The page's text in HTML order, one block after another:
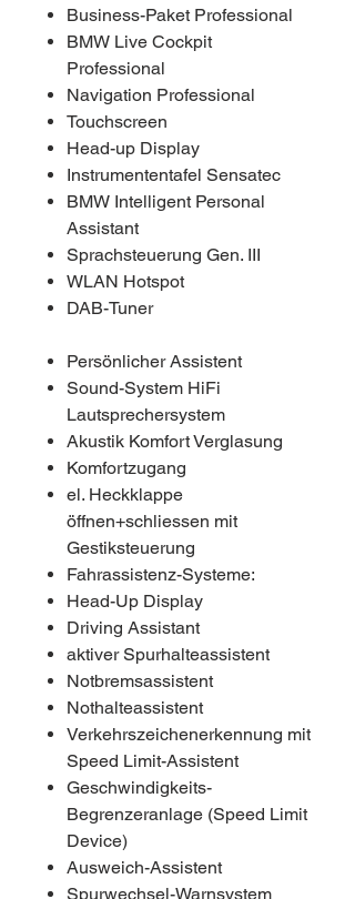
Business-Paket Professional
BMW Live Cockpit
Professional
Navigation Professional
Touchscreen
Head-up Display
Instrumententafel Sensatec
BMW Intelligent Personal
Assistant
Sprachsteuerung Gen. III
WLAN Hotspot
DAB-Tuner
Persönlicher Assistent
Sound-System HiFi
Lautsprechersystem
Akustik Komfort Verglasung
Komfortzugang
el. Heckklappe
öffnen+schliessen mit
Gestiksteuerung
Fahrassistenz-Systeme:
Head-Up Display
Driving Assistant
aktiver Spurhalteassistent
Notbremsassistent
Nothalteassistent
Verkehrszeichenerkennung mit
Speed Limit-Assistent
Geschwindigkeits-
Begrenzeranlage (Speed Limit
Device)
Ausweich-Assistent
Spurwechsel-Warnsystem